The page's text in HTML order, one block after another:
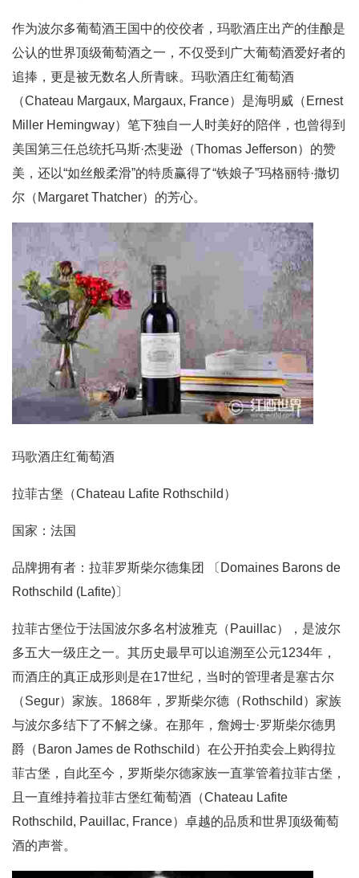
作为波尔多葡萄酒王国中的佼佼者，玛歌酒庄出产的佳酿是
公认的世界顶级葡萄酒之一，不仅受到广大葡萄酒爱好者的
追捧，更是被无数名人所青睐。玛歌酒庄红葡萄酒
（Chateau Margaux, Margaux, France）是海明威（Ernest
Miller Hemingway）笔下独自一人时美好的陪伴，也曾得到
美国第三任总统托马斯·杰斐逊（Thomas Jefferson）的赞
美，还以“如丝般柔滑”的特质赢得了“铁娘子”玛格丽特·撒切
尔（Margaret Thatcher）的芳心。
玛歌酒庄红葡萄酒
拉菲古堡（Chateau Lafite Rothschild）
国家：法国
品牌拥有者：拉菲罗斯柴尔德集团 〔Domaines Barons de
Rothschild (Lafite)〕
拉菲古堡位于法国波尔多名村波雅克（Pauillac），是波尔
多五大一级庄之一。其历史最早可以追溯至公元1234年，
而酒庄的真正成形则是在17世纪，当时的管理者是塞古尔
（Segur）家族。1868年，罗斯柴尔德（Rothschild）家族
与波尔多结下了不解之缘。在那年，詹姆士·罗斯柴尔德男
爵（Baron James de Rothschild）在公开拍卖会上购得拉
菲古堡，自此至今，罗斯柴尔德家族一直掌管着拉菲古堡，
且一直维持着拉菲古堡红葡萄酒（Chateau Lafite
Rothschild, Pauillac, France）卓越的品质和世界顶级葡萄
酒的声誉。